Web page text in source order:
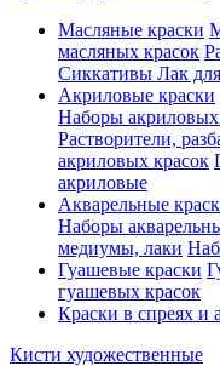
Масляные краски
масляных красок
Сиккативы Лак
Акриловые краски
Наборы акриловых
Растворители,
акриловых красок
акриловые
Акварельные
Наборы
медиумы, лаки
Гуашевые краски
гуашевых красок
Краски в спреях и
Кисти художественные